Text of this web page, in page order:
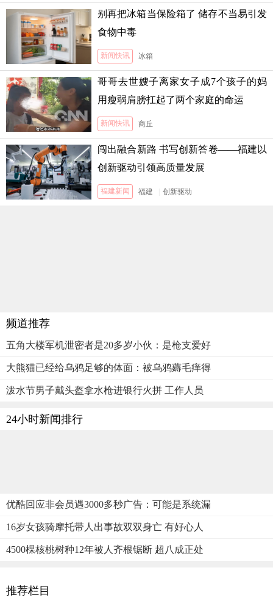
别再把冰箱当保险箱了 储存不当易引发
食物中毒
新闻快讯 冰箱
哥哥去世嫂子离家女子成7个孩子的妈
用瘦弱肩膀扛起了两个家庭的命运
新闻快讯 商丘
闯出融合新路 书写创新答卷——福建以
创新驱动引领高质量发展
福建新闻 福建 创新驱动
频道推荐
五角大楼军机泄密者是20多岁小伙：是枪支爱好
大熊猫已经给乌鸦足够的体面：被乌鸦薅毛痒得
泼水节男子戴头盔拿水枪进银行火拼 工作人员
24小时新闻排行
优酷回应非会员遇3000多秒广告：可能是系统漏
16岁女孩骑摩托带人出事故双双身亡 有好心人
4500棵核桃树种12年被人齐根锯断 超八成正处
推荐栏目